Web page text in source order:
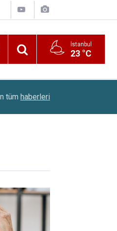
İstanbul
23 °C
Şoförü Ve İlk Acil Yardım
tüm haberleri